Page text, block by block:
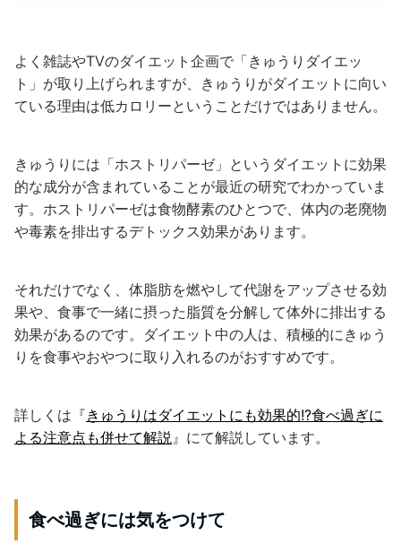
よく雑誌やTVのダイエット企画で「きゅうりダイエッ
ト」が取り上げられますが、きゅうりがダイエットに向い
ている理由は低カロリーということだけではありません。
きゅうりには「ホストリパーゼ」というダイエットに効果
的な成分が含まれていることが最近の研究でわかっていま
す。ホストリパーゼは食物酵素のひとつで、体内の老廃物
や毒素を排出するデトックス効果があります。
それだけでなく、体脂肪を燃やして代謝をアップさせる効
果や、食事で一緒に摂った脂質を分解して体外に排出する
効果があるのです。ダイエット中の人は、積極的にきゅう
りを食事やおやつに取り入れるのがおすすめです。
詳しくは『きゅうりはダイエットにも効果的!?食べ過ぎに
よる注意点も併せて解説 』にて解説しています。
食べ過ぎには気をつけて